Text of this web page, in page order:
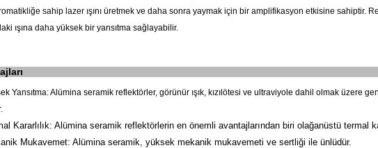
sahip lazer ışını üretmek ve daha sonra yaymak için bir amplifikasyon etkisine sahiptir.
ışına daha yüksek bir yansıtma sağlayabilir.
Yansıtma: Alümina seramik reflektörler, görünür ışık, kızılötesi ve ultraviyole dahil olmak üzere
Kararlılık: Alümina seramik reflektörlerin en önemli avantajlarından biri olağanüstü termal
Mukavemet: Alümina seramik, yüksek mekanik mukavemeti ve sertliği ile ünlüdür.